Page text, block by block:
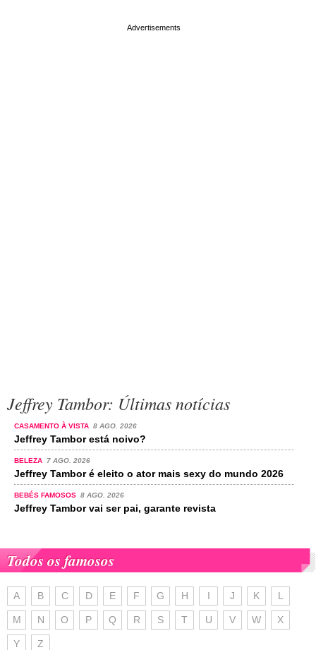
Jeffrey Tambor: Últimas notícias
CASAMENTO À VISTA 8 AGO. 2026
Jeffrey Tambor está noivo?
BELEZA 7 AGO. 2026
Jeffrey Tambor é eleito o ator mais sexy do mundo 2026
BEBÉS FAMOSOS 8 AGO. 2026
Jeffrey Tambor vai ser pai, garante revista
Todos os famosos
A B C D E F G H I J K L
M N O P Q R S T U V W X
Y Z